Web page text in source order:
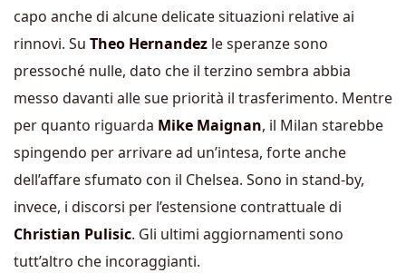
capo anche di alcune delicate situazioni relative ai
rinnovi. Su Theo Hernandez le speranze sono
pressoché nulle, dato che il terzino sembra abbia
messo davanti alle sue priorità il trasferimento. Mentre
per quanto riguarda Mike Maignan, il Milan starebbe
spingendo per arrivare ad un’intesa, forte anche
dell’affare sfumato con il Chelsea. Sono in stand-by,
invece, i discorsi per l’estensione contrattuale di
Christian Pulisic. Gli ultimi aggiornamenti sono
tutt’altro che incoraggianti.